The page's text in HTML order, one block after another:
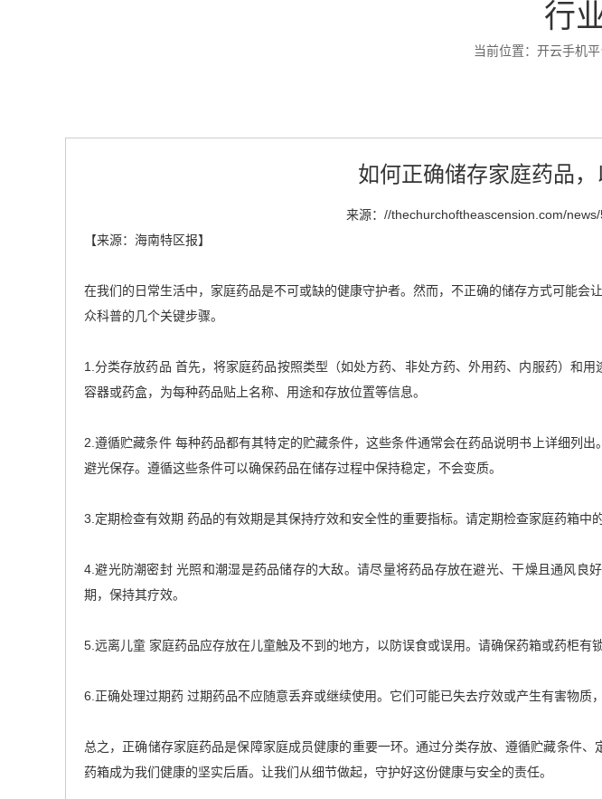
行
当前位置： 开云手机
如何正确储存家庭药品，
来源： //thechurchoftheascension.com/
【来源：海南特区报】
在我们的日常生活中，家庭药品是不可或缺的健康守护者。然而，不正确的储存方式可能
众科普的几个关键步骤。
1.分类存放药品 首先，将家庭药品按照类型（如处方药、非处方药、外用药、内服药）和
容器或药盒，为每种药品贴上名称、用途和存放位置等信息。
2.遵循贮藏条件 每种药品都有其特定的贮藏条件，这些条件通常会在药品说明书上详细列
避光保存。遵循这些条件可以确保药品在储存过程中保持稳定，不会变质。
3.定期检查有效期 药品的有效期是其保持疗效和安全性的重要指标。请定期检查家庭药箱中
4.避光防潮密封 光照和潮湿是药品储存的大敌。请尽量将药品存放在避光、干燥且通风
期，保持其疗效。
5.远离儿童 家庭药品应存放在儿童触及不到的地方，以防误食或误用。请确保药箱或药柜
6.正确处理过期药 过期药品不应随意丢弃或继续使用。它们可能已失去疗效或产生有害物质
总之，正确储存家庭药品是保障家庭成员健康的重要一环。通过分类存放、遵循贮藏条件
药箱成为我们健康的坚实后盾。让我们从细节做起，守护好这份健康与安全的责任。